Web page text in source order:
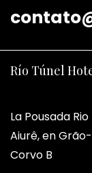
Río Túnel
La Pousada
Aiurê, en
Corvo B